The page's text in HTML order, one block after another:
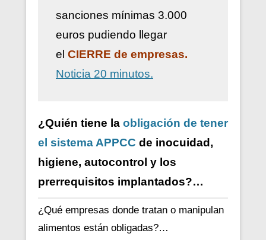
sanciones mínimas 3.000
euros pudiendo llegar
el CIERRE de empresas.
Noticia 20 minutos.
¿Quién tiene la obligación de tener
el sistema APPCC de inocuidad,
higiene, autocontrol y los
prerrequisitos implantados?…
¿Qué empresas donde tratan o manipulan
alimentos están obligadas?…